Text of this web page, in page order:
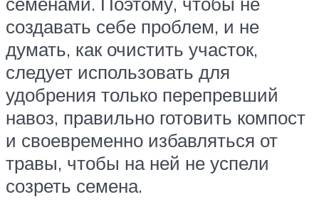
создавать себе проблем, и не
думать, как очистить участок,
следует использовать для
удобрения только перепревший
навоз, правильно готовить компост
и своевременно избавляться от
травы, чтобы на ней не успели
созреть семена.